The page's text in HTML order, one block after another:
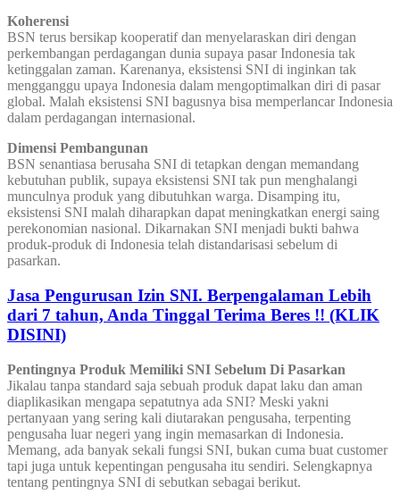
Koherensi
BSN terus bersikap kooperatif dan menyelaraskan diri dengan
perkembangan perdagangan dunia supaya pasar Indonesia tak
ketinggalan zaman. Karenanya, eksistensi SNI di inginkan tak
mengganggu upaya Indonesia dalam mengoptimalkan diri di pasar
global. Malah eksistensi SNI bagusnya bisa memperlancar Indonesia
dalam perdagangan internasional.
Dimensi Pembangunan
BSN senantiasa berusaha SNI di tetapkan dengan memandang
kebutuhan publik, supaya eksistensi SNI tak pun menghalangi
munculnya produk yang dibutuhkan warga. Disamping itu,
eksistensi SNI malah diharapkan dapat meningkatkan energi saing
perekonomian nasional. Dikarnakan SNI menjadi bukti bahwa
produk-produk di Indonesia telah distandarisasi sebelum di
pasarkan.
Jasa Pengurusan Izin SNI. Berpengalaman Lebih
dari 7 tahun, Anda Tinggal Terima Beres !! (KLIK
DISINI)
Pentingnya Produk Memiliki SNI Sebelum Di Pasarkan
Jikalau tanpa standard saja sebuah produk dapat laku dan aman
diaplikasikan mengapa sepatutnya ada SNI? Meski yakni
pertanyaan yang sering kali diutarakan pengusaha, terpenting
pengusaha luar negeri yang ingin memasarkan di Indonesia.
Memang, ada banyak sekali fungsi SNI, bukan cuma buat customer
tapi juga untuk kepentingan pengusaha itu sendiri. Selengkapnya
tentang pentingnya SNI di sebutkan sebagai berikut.